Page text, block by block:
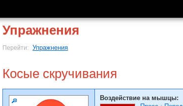
Упражнения
Перейти: Упражнения
Косые скручивания
Воздействие на мышцы: